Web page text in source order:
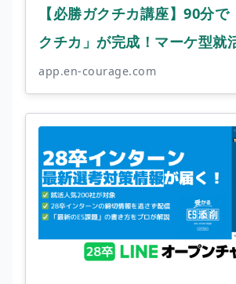
【必勝ガクチカ講座】90分
クチカ」が完成！マーケ型就
app.en-courage.com